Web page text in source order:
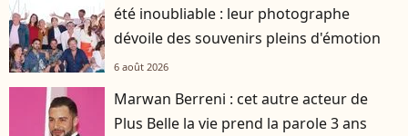
été inoubliable : leur photographe
dévoile des souvenirs pleins d'émotion
6 août 2026
Marwan Berreni : cet autre acteur de
Plus Belle la vie prend la parole 3 ans